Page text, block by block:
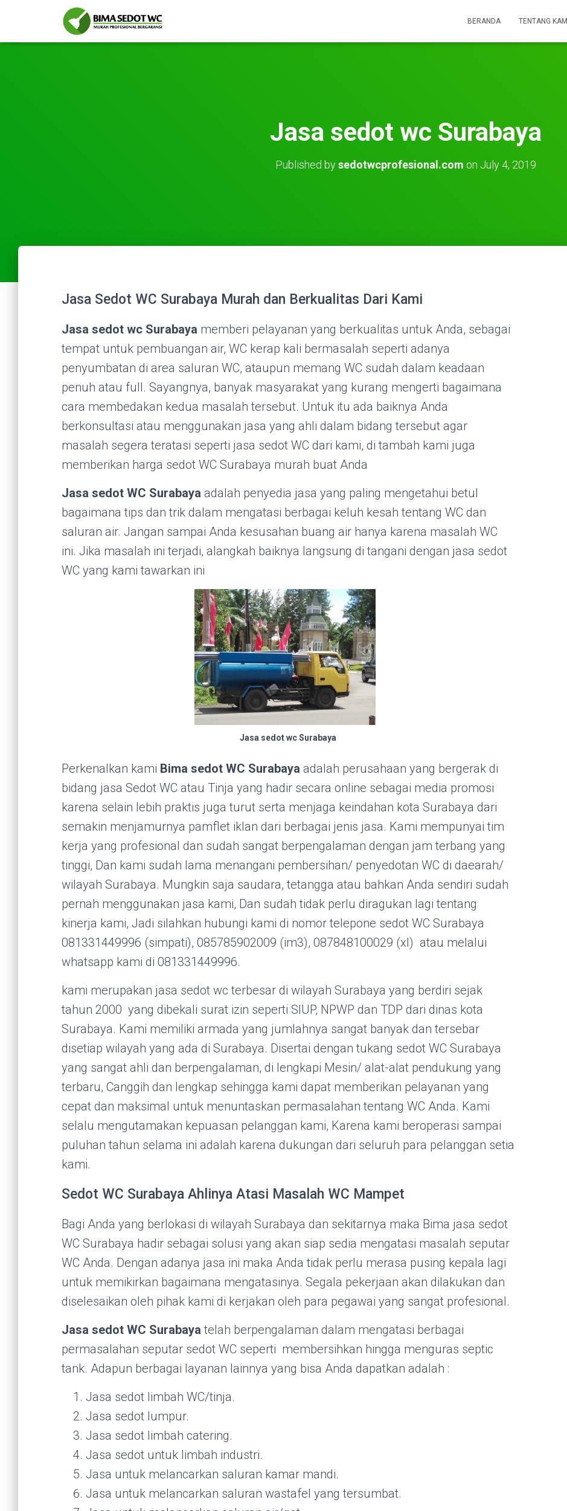
BERANDA TENTANG KAMI
Jasa sedot wc Surabaya
Published bysedotwcprofesional.com on July 4, 2019
Jasa Sedot WC Surabaya Murah dan Berkualitas Dari Kami
Jasa sedot wc Surabaya memberi pelayanan yang berkualitas untuk Anda, sebagai
tempat untuk pembuangan air, WC kerap kali bermasalah seperti adanya
penyumbatan di area saluran WC, ataupun memang WC sudah dalam keadaan
penuh atau full. Sayangnya, banyak masyarakat yang kurang mengerti bagaimana
cara membedakan kedua masalah tersebut. Untuk itu ada baiknya Anda
berkonsultasi atau menggunakan jasa yang ahli dalam bidang tersebut agar
masalah segera teratasi seperti jasa sedot WC dari kami, di tambah kami juga
memberikan harga sedot WC Surabaya murah buat Anda
Jasa sedot WC Surabaya adalah penyedia jasa yang paling mengetahui betul
bagaimana tips dan trik dalam mengatasi berbagai keluh kesah tentang WC dan
saluran air. Jangan sampai Anda kesusahan buang air hanya karena masalah WC
ini. Jika masalah ini terjadi, alangkah baiknya langsung di tangani dengan jasa sedot
WC yang kami tawarkan ini
Jasa sedot wc Surabaya
Perkenalkan kami Bima sedot WC Surabaya adalah perusahaan yang bergerak di
bidang jasa Sedot WC atau Tinja yang hadir secara online sebagai media promosi
karena selain lebih praktis juga turut serta menjaga keindahan kota Surabaya dari
semakin menjamurnya pamflet iklan dari berbagai jenis jasa. Kami mempunyai tim
kerja yang profesional dan sudah sangat berpengalaman dengan jam terbang yang
tinggi, Dan kami sudah lama menangani pembersihan/ penyedotan WC di daearah/
wilayah Surabaya. Mungkin saja saudara, tetangga atau bahkan Anda sendiri sudah
pernah menggunakan jasa kami, Dan sudah tidak perlu diragukan lagi tentang
kinerja kami, Jadi silahkan hubungi kami di nomor telepone sedot WC Surabaya
081331449996 (simpati), 085785902009 (im3), 087848100029 (xl) atau melalui
whatsapp kami di 081331449996.
kami merupakan jasa sedot wc terbesar di wilayah Surabaya yang berdiri sejak
tahun 2000 yang dibekali surat izin seperti SIUP, NPWP dan TDP dari dinas kota
Surabaya. Kami memiliki armada yang jumlahnya sangat banyak dan tersebar
disetiap wilayah yang ada di Surabaya. Disertai dengan tukang sedot WC Surabaya
yang sangat ahli dan berpengalaman, di lengkapi Mesin/ alat-alat pendukung yang
terbaru, Canggih dan lengkap sehingga kami dapat memberikan pelayanan yang
cepat dan maksimal untuk menuntaskan permasalahan tentang WC Anda. Kami
selalu mengutamakan kepuasan pelanggan kami, Karena kami beroperasi sampai
puluhan tahun selama ini adalah karena dukungan dari seluruh para pelanggan setia
kami.
Sedot WC Surabaya Ahlinya Atasi Masalah WC Mampet
Bagi Anda yang berlokasi di wilayah Surabaya dan sekitarnya maka Bima jasa sedot
WC Surabaya hadir sebagai solusi yang akan siap sedia mengatasi masalah seputar
WC Anda. Dengan adanya jasa ini maka Anda tidak perlu merasa pusing kepala lagi
untuk memikirkan bagaimana mengatasinya. Segala pekerjaan akan dilakukan dan
diselesaikan oleh pihak kami di kerjakan oleh para pegawai yang sangat profesional.
Jasa sedot WC Surabaya telah berpengalaman dalam mengatasi berbagai
permasalahan seputar sedot WC seperti membersihkan hingga menguras septic
tank. Adapun berbagai layanan lainnya yang bisa Anda dapatkan adalah :
Jasa sedot limbah WC/tinja.
Jasa sedot lumpur.
Jasa sedot limbah catering.
Jasa sedot untuk limbah industri.
Jasa untuk melancarkan saluran kamar mandi.
Jasa untuk melancarkan saluran wastafel yang tersumbat.